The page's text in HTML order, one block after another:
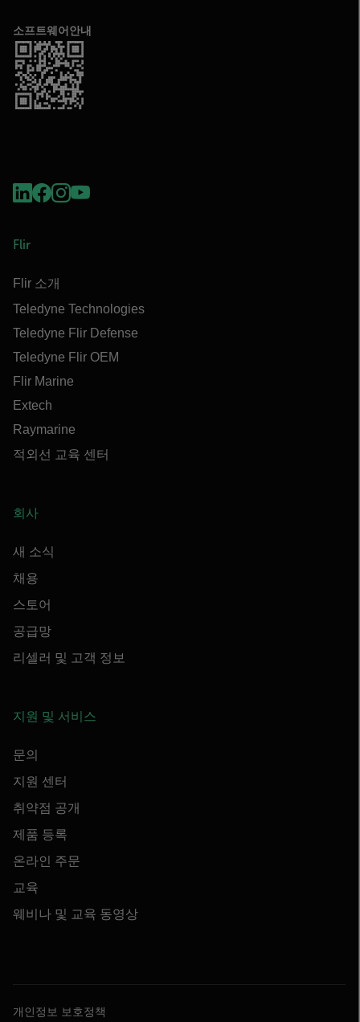
소프트웨어안내
Flir
Flir 소개
Teledyne Technologies
Teledyne Flir Defense
Teledyne Flir OEM
Flir Marine
Extech
Raymarine
적외선 교육 센터
회사
새 소식
채용
스토어
공급망
리셀러 및 고객 정보
지원 및 서비스
문의
지원 센터
취약점 공개
제품 등록
온라인 주문
교육
웨비나 및 교육 동영상
개인정보 보호정책